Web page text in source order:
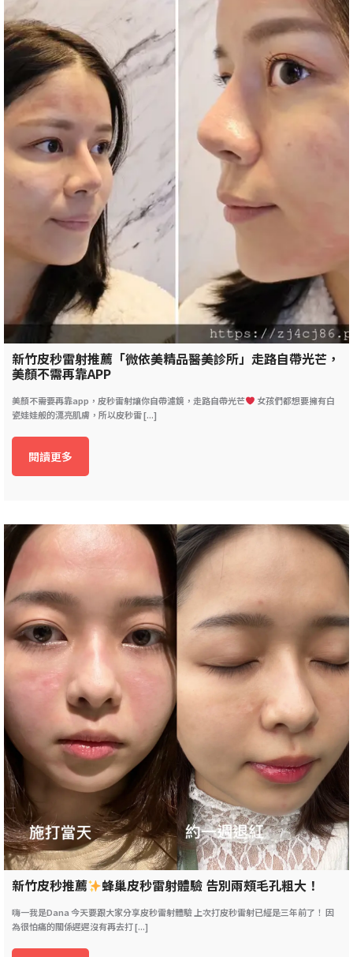
新竹皮秒雷射推薦「微依美精品醫美診所」走路自帶光芒，
美顏不需再靠APP
美顏不需要再靠app，皮秒雷射讓你自帶濾鏡，走路自帶光芒
女孩們都想要擁有白
瓷娃娃般的漂亮肌膚，所以皮秒雷 [...]
閱讀更多
新竹皮秒推薦 蜂巢皮秒雷射體驗 告別兩頰毛孔粗大！
嗨一我是Dana 今天要跟大家分享皮秒雷射體驗 上次打皮秒雷射已經是三年前了！ 因
為很怕痛的關係遲遲沒有再去打 [...]